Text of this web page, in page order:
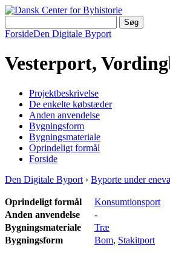
ForsideDen Digitale Byport
Vesterport,
Projektbeskrivelse
De enkelte købstæder
Anden anvendelse
Bygningsform
Bygningsmateriale
Oprindeligt formål
Forside
Den Digitale Byport › Byporte under
Oprindeligt formål
Konsumtionsport
Anden anvendelse
-
Bygningsmateriale
Træ
Bygningsform
Bom, Stakitport